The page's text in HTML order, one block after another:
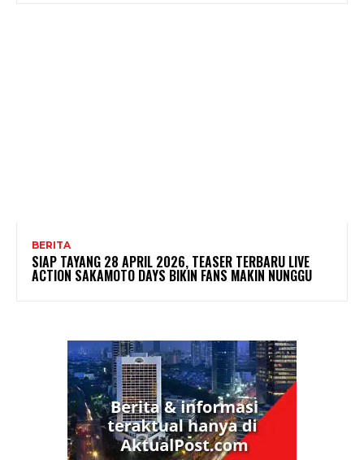
BERITA
SIAP TAYANG 28 APRIL 2026, TEASER TERBARU LIVE
ACTION SAKAMOTO DAYS BIKIN FANS MAKIN NUNGGU